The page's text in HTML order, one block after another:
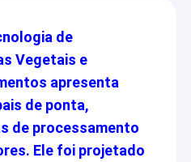
de
Vegetais e
apresenta
de ponta,
de processamento
Ele foi projetado